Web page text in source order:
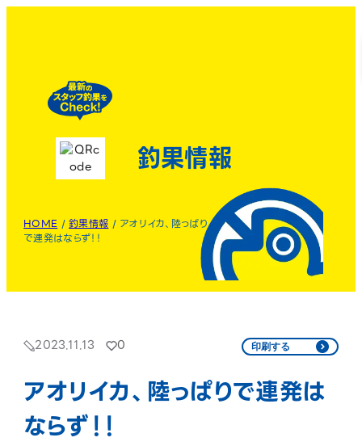
釣果情報
HOME /釣果情報 / アオリイカ、陸っぱり
で連発はならず！！
2023.11.13 0 印刷する
アオリイカ、陸っぱりで連発は
ならず！！